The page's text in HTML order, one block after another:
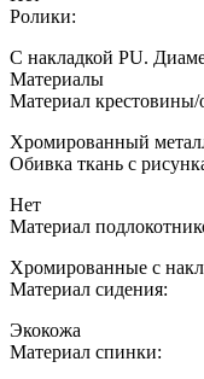
Ролики:
С накладкой PU.
Материалы
Материал крестовины/
Хромированный
Обивка ткань с
Нет
Материал
Хромированные с
Материал сидения:
Экокожа
Материал спинки: